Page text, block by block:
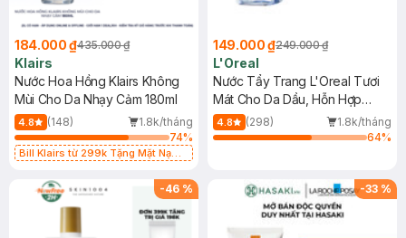
184.000 ₫435.000 ₫
Klairs
Nước Hoa Hồng Klairs Không
Mùi Cho Da Nhạy Cảm 180ml
4.8 (148)
1.8k/tháng
74%
Bill Klairs từ 299k Tặng Mặt Nạ
25ml (SL Có Hạn)
149.000 ₫249.000 ₫
L'Oreal
Nước Tẩy Trang L'Oreal Tươi
Mát Cho Da Dầu, Hỗn Hợp
400ml
4.8 (298)
1.8k/tháng
64%
-46 % -33 %